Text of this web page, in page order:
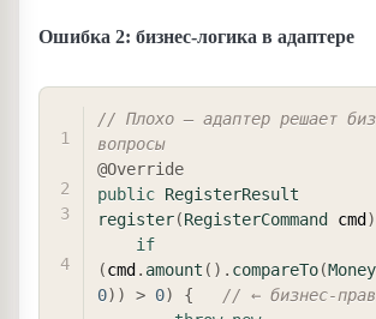
Ошибка 2: бизнес-логика в адаптере
// Плохо — адаптер решает
вопросы
@Override
public RegisterResult
register(RegisterCommand cmd )
if
(cmd . amount ( ) . compareTo(Money
0) ) > 0) {
// ← бизнес-